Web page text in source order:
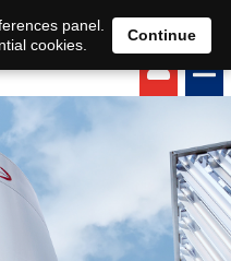
EN DE
panel.
cookies.
Continue